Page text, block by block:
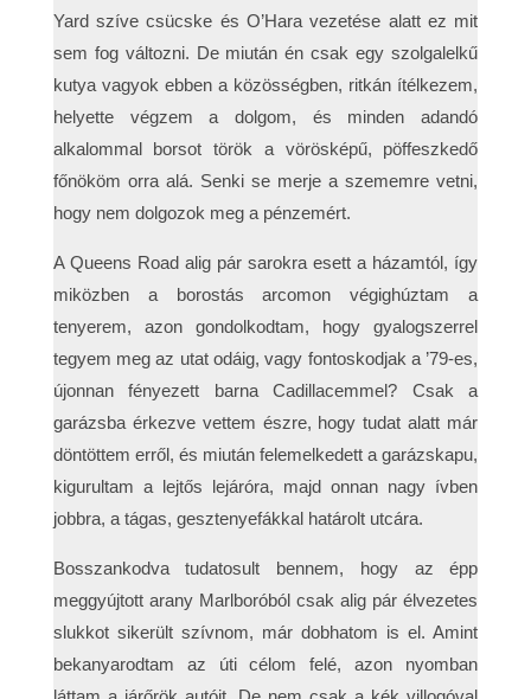
Yard szíve csücske és O’Hara vezetése alatt ez mit
sem fog változni. De miután én csak egy szolgalelkű
kutya vagyok ebben a közösségben, ritkán ítélkezem,
helyette végzem a dolgom, és minden adandó
alkalommal borsot török a vörösképű, pöffeszkedő
főnököm orra alá. Senki se merje a szememre vetni,
hogy nem dolgozok meg a pénzemért.
A Queens Road alig pár sarokra esett a házamtól, így
miközben a borostás arcomon végighúztam a
tenyerem, azon gondolkodtam, hogy gyalogszerrel
tegyem meg az utat odáig, vagy fontoskodjak a ’79-es,
újonnan fényezett barna Cadillacemmel? Csak a
garázsba érkezve vettem észre, hogy tudat alatt már
döntöttem erről, és miután felemelkedett a garázskapu,
kigurultam a lejtős lejáróra, majd onnan nagy ívben
jobbra, a tágas, gesztenyefákkal határolt utcára.
Bosszankodva tudatosult bennem, hogy az épp
meggyújtott arany Marlboróból csak alig pár élvezetes
slukkot sikerült szívnom, már dobhatom is el. Amint
bekanyarodtam az úti célom felé, azon nyomban